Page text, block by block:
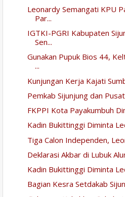
Leonardy Semangati KPU
Par...
IGTKI-PGRI Kabupaten
Sen...
Gunakan Pupuk Bios 44,
...
Kunjungan Kerja Kajati
Pemkab Sijunjung dan
FKPPI Kota Payakumbuh
Kadin Bukittinggi Diminta
Tiga Calon Independen,
Deklarasi Akbar di Lubuk
Kadin Bukittinggi Diminta
Bagian Kesra Setdakab